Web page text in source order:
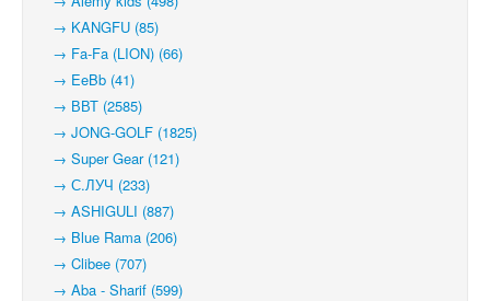
→ KANGFU (85)
→ Fa-Fa (LION) (66)
→ EeBb (41)
→ ВВТ (2585)
→ JONG-GOLF (1825)
→ Super Gear (121)
→ С.ЛУЧ (233)
→ ASHIGULI (887)
→ Blue Rama (206)
→ Clibee (707)
→ Aba - Sharif (599)